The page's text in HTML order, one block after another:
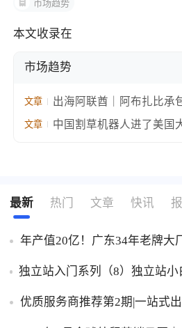
市场趋势
本文收录在
市场趋势
文章
出海阿联酋｜阿布扎比承
篇）：监管框架、主体形
文章 中国割草机器人进了美国
最新 热门 文章 快讯
年产值20亿！广东34年老牌大
独立站入门系列（8）独立站
优质服务商推荐第2期|一站式